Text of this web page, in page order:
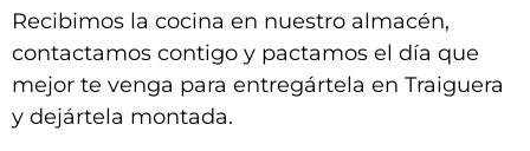
Recibimos la cocina en nuestro almacén,
contactamos contigo y pactamos el día que
mejor te venga para entregártela en Traiguera
y dejártela montada.